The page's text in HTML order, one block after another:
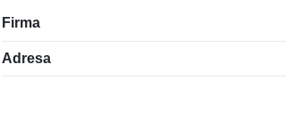
Firma
Adresa